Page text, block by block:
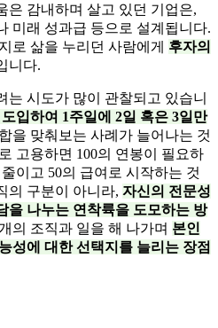
은 감내하며 살고 있던 기업은,
미래 성과급 등으로 설계됩니다.
로 삶을 누리던 사람에게 후자의
니다.
는 시도가 많이 관찰되고 있습니
입하여 1주일에 2일 혹은 3일만
을 맞춰보는 사례가 늘어나는 것
고용하면 100의 연봉이 필요하
이고 50의 급여로 시작하는 것
의 구분이 아니라, 자신의 전문성
을 나누는 연착륙을 도모하는 방
의 조직과 일을 해 나가며 본인
성에 대한 선택지를 늘리는 장점